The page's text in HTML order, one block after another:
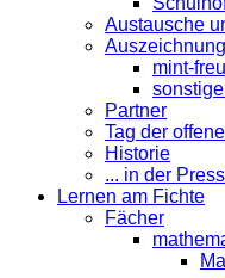
Austausche
mint-
Partner
Tag der
Historie
... in der
Lernen am Fichte
Fächer